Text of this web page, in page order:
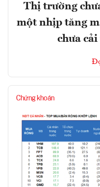
Thị trường
một nhịp tăng
chưa
Chứng khoán